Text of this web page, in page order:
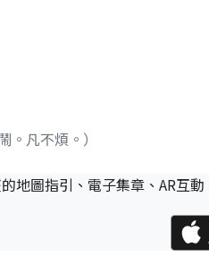
凡不煩。）
地圖指引、電子集章、AR互動